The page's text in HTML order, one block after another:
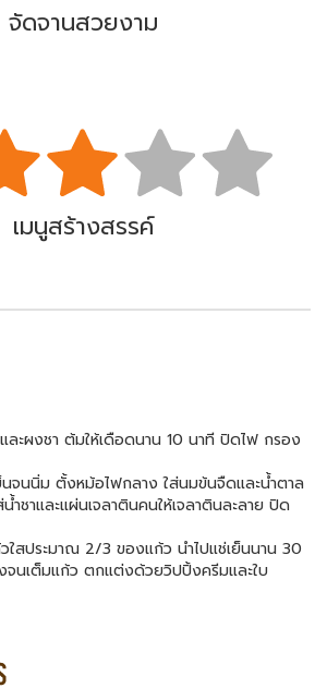
จัดจานสวยงาม
เมนูสร้างสรรค์
ละผงชา ต้มให้เดือดนาน 10 นาที ปิดไฟ กรอง
นจนนิ่ม ตั้งหม้อไฟกลาง ใส่นมข้นจืดและน้ำตาล
ำชาและแผ่นเจลาตินคนให้เจลาตินละลาย ปิด
ใสประมาณ 2/3 ของแก้ว นำไปแช่เย็นนาน 30
จนเต็มแก้ว ตกแต่งด้วยวิปปิ้งครีมและใบ